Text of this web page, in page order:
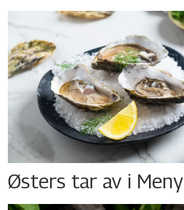
Østers tar av i Meny